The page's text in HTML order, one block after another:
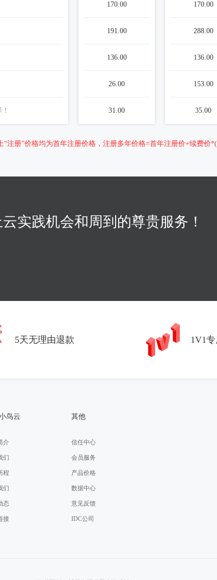
170.00 170.00
191.00 288.00
136.00 136.00
26.00 153.00
31.00 35.00
“注册”价格均为首年注册价格，注册多年价格=首年注册价+续费价
实践机会和周到的尊贵服务！
5天无理由退款 1V1
鸟云
介
们
程
们
态
接
其他
信任中心
会员服务
产品价格
数据中心
意见反馈
IDC公司